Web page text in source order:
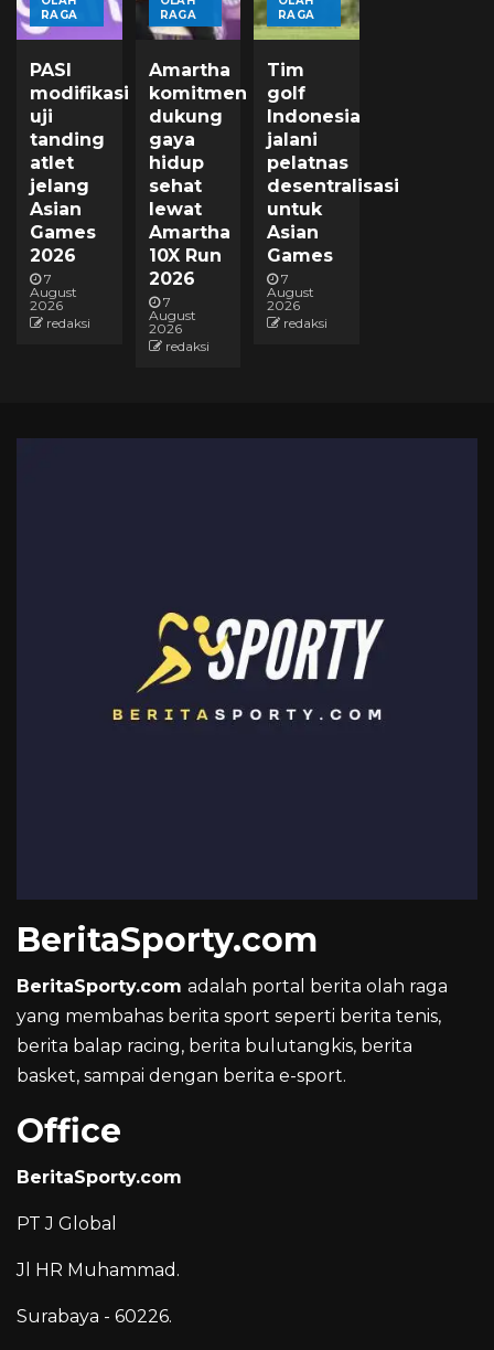
RAGA
PASI
modifikasi
uji
tanding
atlet
jelang
Asian
Games
2026
7
August
2026
redaksi
RAGA
Amartha
komitmen
dukung
gaya
hidup
sehat
lewat
Amartha
10X Run
2026
7
August
2026
redaksi
RAGA
Tim
golf
Indonesia
jalani
pelatnas
desentralisasi
untuk
Asian
Games
7
August
2026
redaksi
BeritaSporty.com
BeritaSporty.com adalah portal berita olah raga
yang membahas berita sport seperti berita tenis,
berita balap racing, berita bulutangkis, berita
basket, sampai dengan berita e-sport.
Office
BeritaSporty.com
PT J Global
Jl HR Muhammad.
Surabaya - 60226.